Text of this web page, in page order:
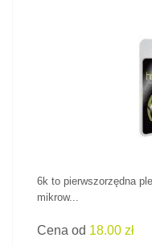
6k to pierwszorzędna
mikrow...
Cena od 18.00 zł